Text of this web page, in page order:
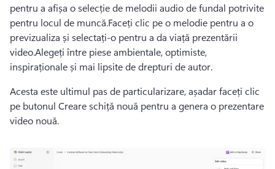
pentru a afișa o selecție de melodii audio de fundal potrivite
pentru locul de muncă.Faceți clic pe o melodie pentru a o
previzualiza și selectați-o pentru a da viață prezentării
video.Alegeți între piese ambientale, optimiste,
inspiraționale și mai lipsite de drepturi de autor.
Acesta este ultimul pas de particularizare, așadar faceți clic
pe butonul Creare schiță nouă pentru a genera o prezentare
video nouă.